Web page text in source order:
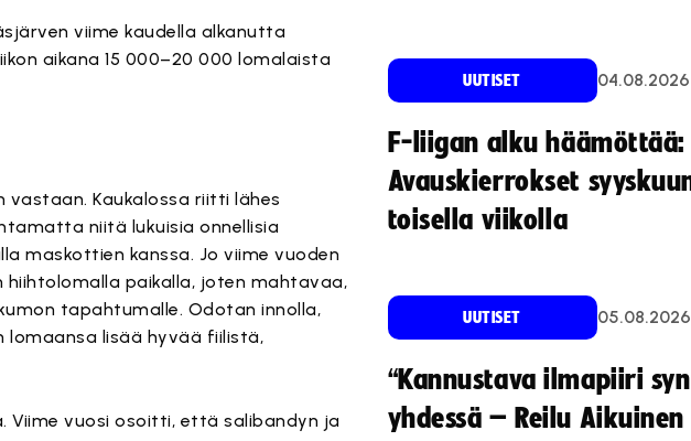
viime kaudella alkanutta
aikana 15 000–20 000 lomalaista
Kaukalossa riitti lähes
niitä lukuisia onnellisia
maskottien kanssa. Jo viime vuoden
paikalla, joten mahtavaa,
tapahtumalle. Odotan innolla,
lisää hyvää fiilistä,
Viime vuosi osoitti, että salibandyn ja
UUTISET 04.08.2026
F-liigan alku häämöttää:
Avauskierrokset
toisella viikolla
UUTISET 05.08.2026
“Kannustava ilmapiiri
yhdessä – Reilu